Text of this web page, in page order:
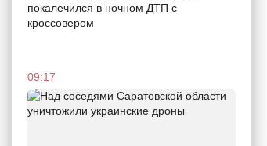
покалечился в ночном ДТП с
кроссовером
09:17